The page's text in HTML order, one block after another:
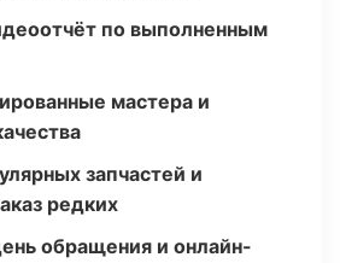
по выполненным
мастера и
запчастей и
редких
обращения и онлайн-